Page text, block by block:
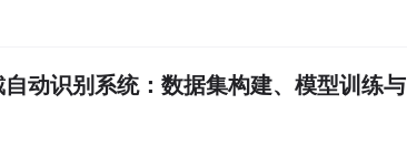
动识别系统：数据集构建、模型训练与